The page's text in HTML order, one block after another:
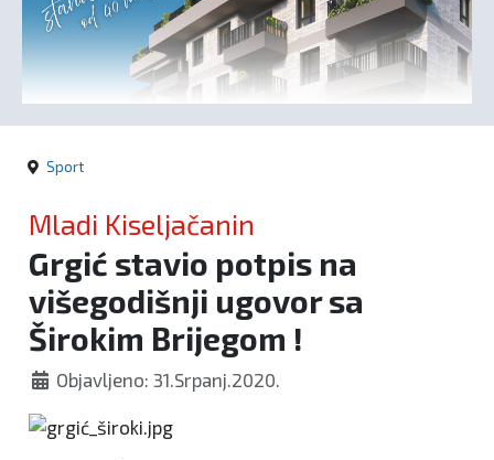
kronika
Politika
Sport
Mladi Kiseljačanin
Grgić stavio potpis na
višegodišnji ugovor sa
Širokim Brijegom !
Objavljeno: 31.Srpanj.2020.